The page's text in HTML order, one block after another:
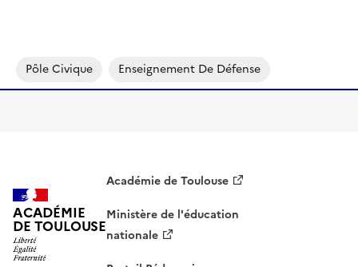
Pôle Civique Enseignement De Défense
ACADÉMIE
DE TOULOUSE
Académie de Toulouse
Ministère de l'éducation
nationale